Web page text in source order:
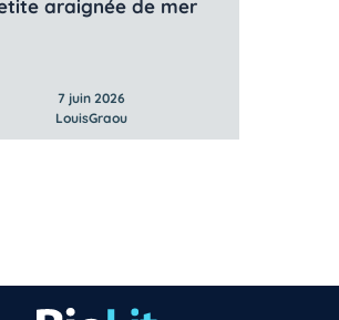
araignée de mer
7 juin 2026
LouisGraou